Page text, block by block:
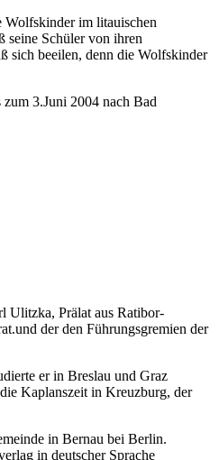
Wolfskinder im litauischen
seine Schüler von ihren
sich beeilen, denn die Wolfskinder
3.Juni 2004 nach Bad
Ulitzka, Prälat aus Ratibor-
der den Führungsgremien der
er in Breslau und Graz
Kaplanszeit in Kreuzburg, der
in Bernau bei Berlin.
in deutscher Sprache